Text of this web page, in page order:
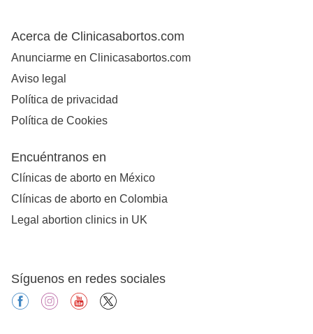
Acerca de Clinicasabortos.com
Anunciarme en Clinicasabortos.com
Aviso legal
Política de privacidad
Política de Cookies
Encuéntranos en
Clínicas de aborto en México
Clínicas de aborto en Colombia
Legal abortion clinics in UK
Síguenos en redes sociales
facebookinstagramyoutube